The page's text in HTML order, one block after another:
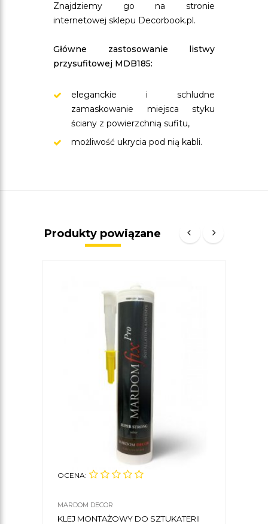
Znajdziemy go na stronie
internetowej sklepu Decorbook.pl.
Główne zastosowanie listwy
przysufitowej MDB185:
eleganckie i schludne
zamaskowanie miejsca styku
ściany z powierzchnią sufitu,
możliwość ukrycia pod nią kabli.
Produkty powiązane
OCENA:
MARDOM DECOR
KLEJ MONTAŻOWY DO SZTUKATERII